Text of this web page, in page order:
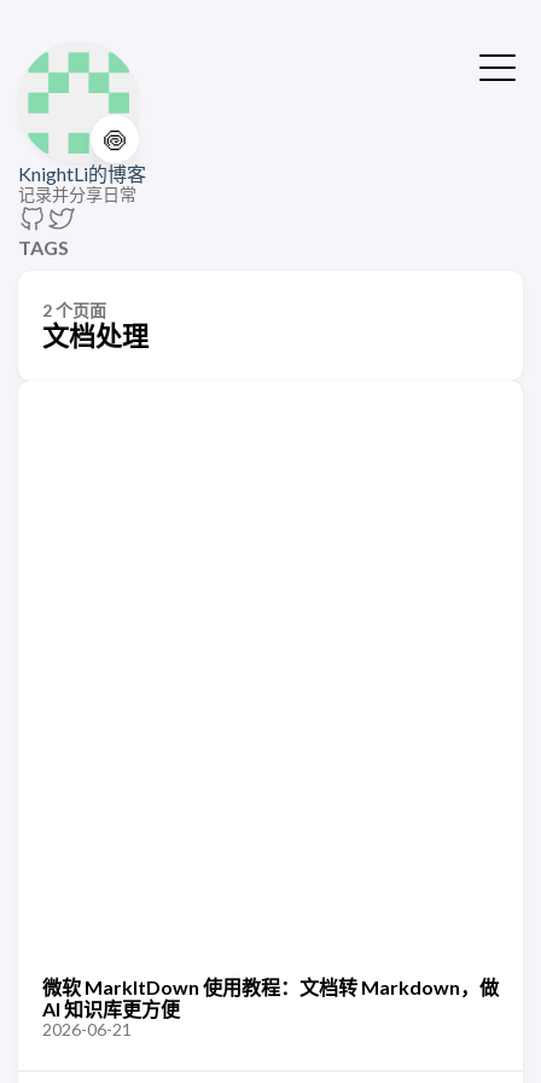
🍥
KnightLi的博客
记录并分享日常
TAGS
2 个页面
文档处理
微软 MarkItDown 使用教程：文档转 Markdown，做
AI 知识库更方便
2026-06-21